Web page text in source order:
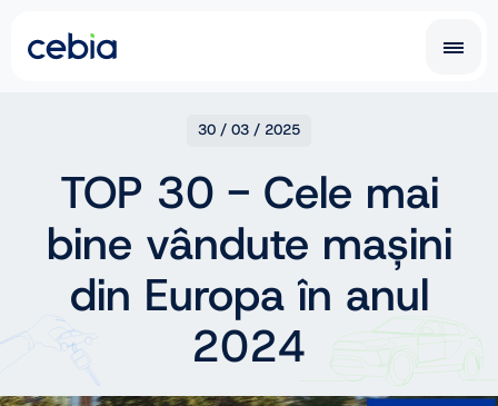
CZ
RO
NL
30 / 03 / 2025
TOP 30 - Cele mai
bine vândute mașini
din Europa în anul
2024